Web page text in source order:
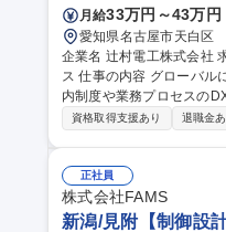
月給33万円～43万円
愛知県名古屋市天白区
企業名 辻村電工株式会社 求人名 【名古屋/ITインフラ×室長候補】運用＆DX推進◎年休120日/土日祝休/フレック
ス 仕事の内容 グローバルに事業展開する製造業企業にて、ITインフラ整備・社内システムの運用管理に加え、社
内制度や業務プロセスのDX
にて、ITインフラの整備
求められる中、経営層と連携し
ンフラ×室長候補】運用＆
資格取得支援あり 退職金あ
正社員
株式会社FAMS
新潟/見附【制御設